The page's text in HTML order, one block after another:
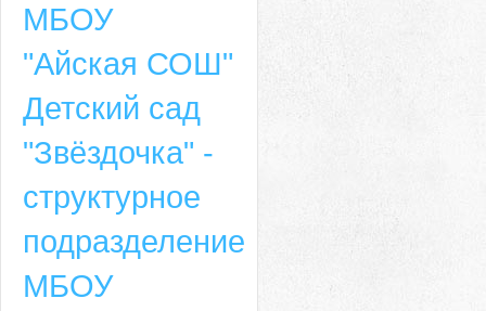
МБОУ
"Айская СОШ"
Детский сад
"Звёздочка" -
структурное
подразделение
МБОУ